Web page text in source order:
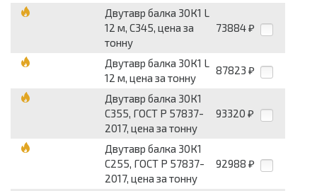
Двутавр балка 30К1 L
12 м, С345, цена за
тонну
73884 ₽
Двутавр балка 30К1 L
12 м, цена за тонну
87823 ₽
Двутавр балка 30К1
С355, ГОСТ Р 57837-
2017, цена за тонну
93320 ₽
Двутавр балка 30К1
С255, ГОСТ Р 57837-
2017, цена за тонну
92988 ₽